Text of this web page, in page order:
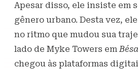
Apesar disso, ele insiste em
gênero urbano. Desta vez,
no ritmo que mudou sua
lado de Myke Towers em
chegou às plataformas